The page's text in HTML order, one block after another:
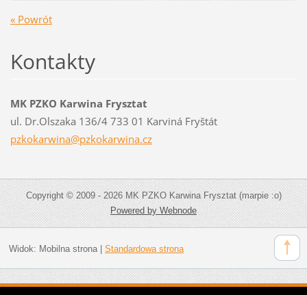
« Powrót
Kontakty
MK PZKO Karwina Frysztat
ul. Dr.Olszaka 136/4 733 01 Karviná Fryštát
pzkokarwina@pzkokarwina.cz
Copyright © 2009 - 2026 MK PZKO Karwina Frysztat (marpie :o)
Powered by Webnode
Widok: Mobilna strona| Standardowa strona